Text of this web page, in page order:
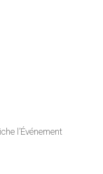
l’Événement